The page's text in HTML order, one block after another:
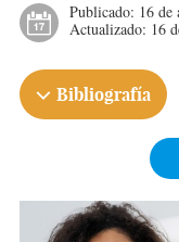
Publicado: 16 de
Actualizado: 16
Bibliografía